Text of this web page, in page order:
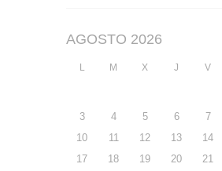
AGOSTO 2026
L M X J V
3
4 5 6 7
10
11 12 13 14
17
18 19 20 21